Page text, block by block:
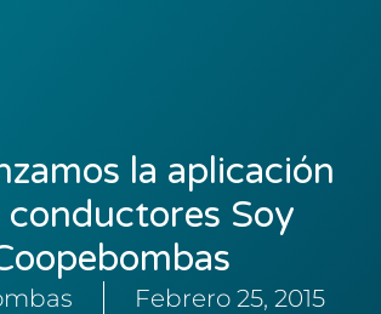
la aplicación
conductores Soy
Febrero 25, 2015